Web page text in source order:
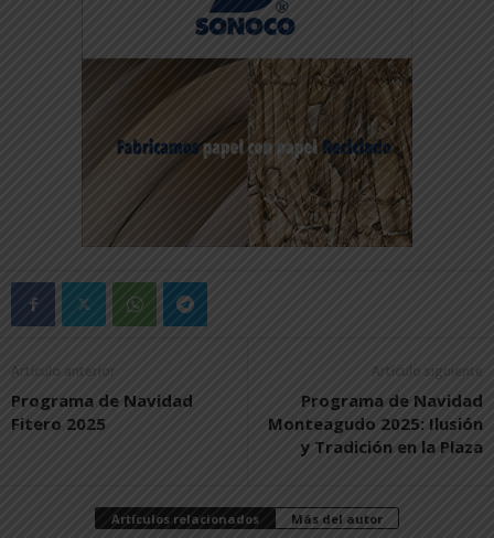
Artículo anterior
Programa de Navidad
Fitero 2025
Artículo siguiente
Programa de Navidad
Monteagudo 2025: Ilusión
y Tradición en la Plaza
Artículos relacionados Más del autor